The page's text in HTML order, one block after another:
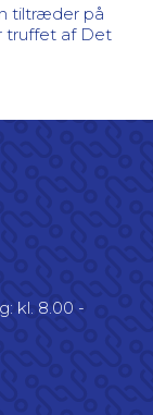
tiltræder på
truffet af Det
kl. 8.00 -